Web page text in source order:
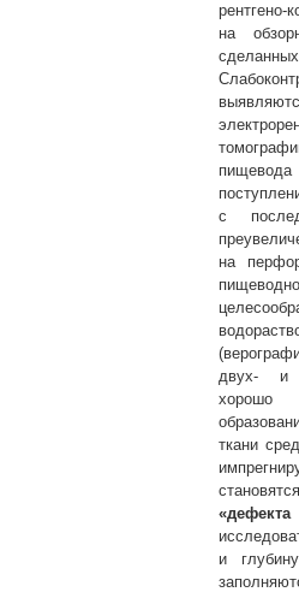
рентгено-
на
с
на
двух- и
хорошо
ткани
и